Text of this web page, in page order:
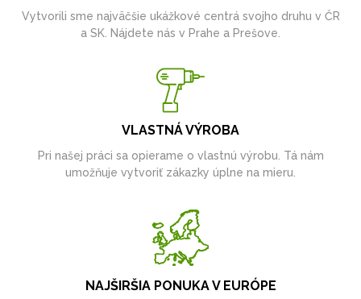
Vytvorili sme najväčšie ukážkové centrá svojho druhu v ČR
a SK. Nájdete nás v Prahe a Prešove.
VLASTNÁ VÝROBA
Pri našej práci sa opierame o vlastnú výrobu. Tá nám
umožňuje vytvoriť zákazky úplne na mieru.
NAJŠIRŠIA PONUKA V EURÓPE